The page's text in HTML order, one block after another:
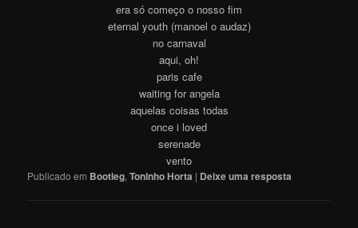
era só começo o nosso fim
eternal youth (manoel o audaz)
no carnaval
aqui, oh!
paris cafe
waiting for angela
aquelas coisas todas
once i loved
serenade
vento
Publicado em Bootleg,Toninho Horta | Deixe uma resposta